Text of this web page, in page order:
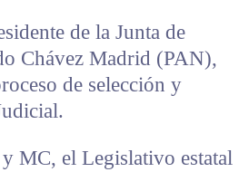
de la Junta de
Chávez Madrid (PAN),
de selección y
MC, el Legislativo estatal